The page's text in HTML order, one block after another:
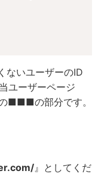
いユーザーのID
ユーザーページ
■■■の部分です。
』としてくだ